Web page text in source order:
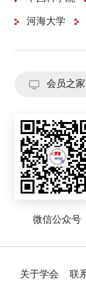
河海大学
会员之家
微信公众号
关于学会 联